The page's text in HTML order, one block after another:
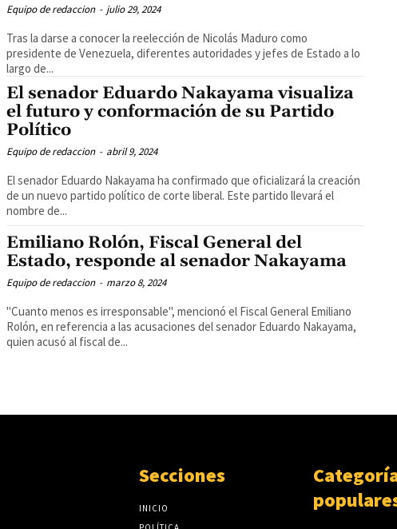
Equipo de redaccion - julio 29, 2024
Tras la darse a conocer la reelección de Nicolás Maduro como
presidente de Venezuela, diferentes autoridades y jefes de Estado a lo
largo de...
El senador Eduardo Nakayama visualiza
el futuro y conformación de su Partido
Político
Equipo de redaccion - abril 9, 2024
El senador Eduardo Nakayama ha confirmado que oficializará la creación
de un nuevo partido político de corte liberal. Este partido llevará el
nombre de...
Emiliano Rolón, Fiscal General del
Estado, responde al senador Nakayama
Equipo de redaccion - marzo 8, 2024
"Cuanto menos es irresponsable", mencionó el Fiscal General Emiliano
Rolón, en referencia a las acusaciones del senador Eduardo Nakayama,
quien acusó al fiscal de...
Secciones
INICIO